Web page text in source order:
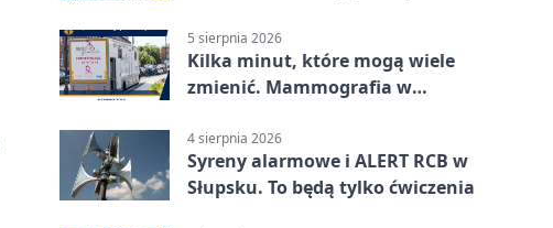
5 sierpnia 2026
Kilka minut, które mogą wiele
zmienić. Mammografia w
4 sierpnia 2026
Syreny alarmowe i ALERT RCB w
Słupsku. To będą tylko ćwiczenia